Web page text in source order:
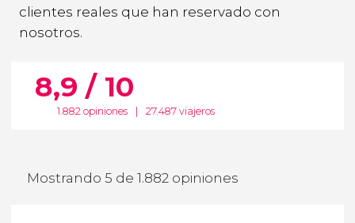
clientes reales que han reservado con
nosotros.
8,9 / 10
1.882 opiniones 27.487 viajeros
Mostrando 5 de 1.882 opiniones